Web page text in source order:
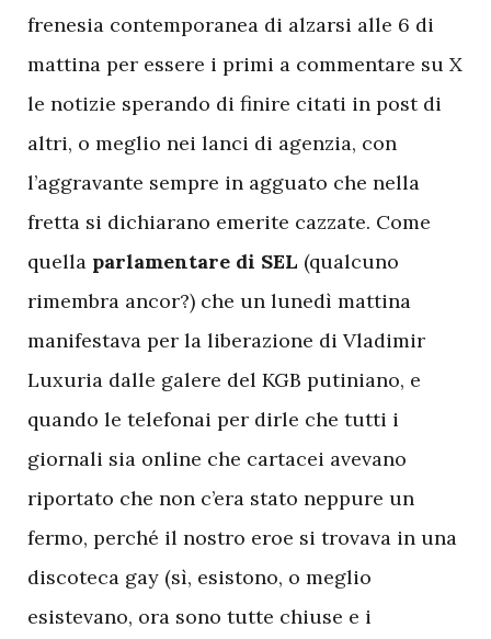
frenesia contemporanea di alzarsi alle 6 di
mattina per essere i primi a commentare su X
le notizie sperando di finire citati in post di
altri, o meglio nei lanci di agenzia, con
l’aggravante sempre in agguato che nella
fretta si dichiarano emerite cazzate. Come
quella parlamentare di SEL (qualcuno
rimembra ancor?) che un lunedì mattina
manifestava per la liberazione di Vladimir
Luxuria dalle galere del KGB putiniano, e
quando le telefonai per dirle che tutti i
giornali sia online che cartacei avevano
riportato che non c’era stato neppure un
fermo, perché il nostro eroe si trovava in una
discoteca gay (sì, esistono, o meglio
esistevano, ora sono tutte chiuse e i